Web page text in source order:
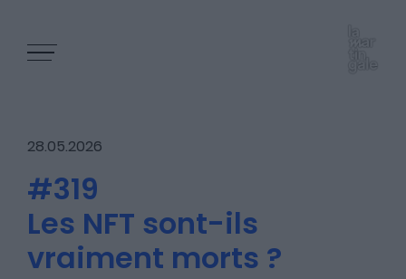
Les épisodes
28.05.2026
#319
Les NFT sont-ils
vraiment morts ?